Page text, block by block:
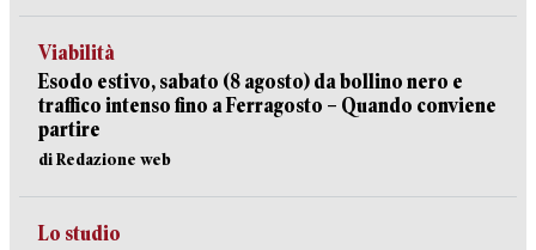
Viabilità
Esodo estivo, sabato (8 agosto) da bollino nero e
traffico intenso fino a Ferragosto – Quando conviene
partire
di Redazione web
Lo studio